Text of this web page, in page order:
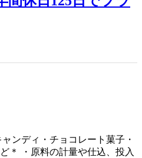
ンディ・チョコレート菓子・
＊ ・原料の計量や仕込、投入